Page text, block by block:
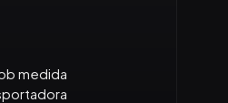
medida